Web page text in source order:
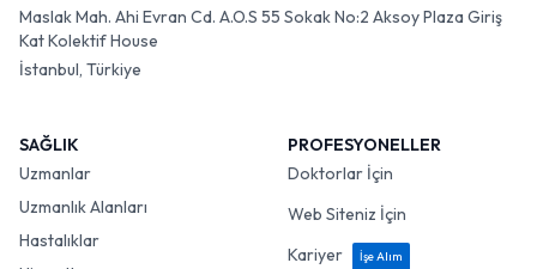
Maslak Mah. Ahi Evran Cd. A.O.S 55 Sokak No:2 Aksoy Plaza Giriş
Kat Kolektif House
İstanbul, Türkiye
SAĞLIK
Uzmanlar
Uzmanlık Alanları
Hastalıklar
PROFESYONELLER
Doktorlar İçin
Web Siteniz İçin
Kariyer
İşe Alım